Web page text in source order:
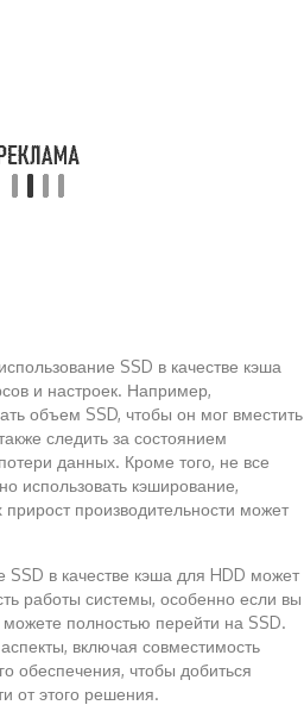
SSD в качестве кэша
и настроек. Например,
объем SSD, чтобы он мог вместить
следить за состоянием
данных. Кроме того, не все
использовать кэширование,
производительности может
SSD в качестве кэша для HDD может
работы системы, особенно если вы
полностью перейти на SSD.
включая совместимость
обеспечения, чтобы добиться
от этого решения.